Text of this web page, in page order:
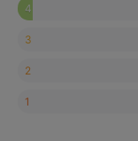
4
3
2
1